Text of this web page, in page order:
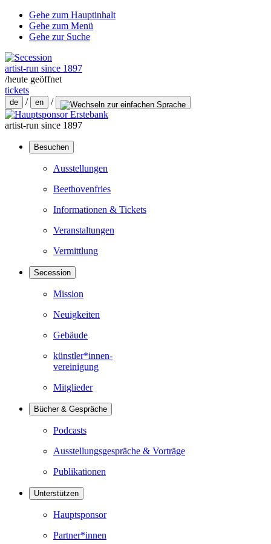
Gehe zum Hauptinhalt
Gehe zum Menü
Gehe zur Suche
artist-run since 1897
/heute geöffnet
tickets
de / en /
artist-run since 1897
Besuchen
Ausstellungen
Beethovenfries
Informationen & Tickets
Veranstaltungen
Vermittlung
Secession
Mission
Neuigkeiten
Gebäude
künstler*innen-
vereinigung
Mitglieder
Bücher & Gespräche
Podcasts
Ausstellungsgespräche & Vorträge
Publikationen
Unterstützen
Hauptsponsor
Partner*innen